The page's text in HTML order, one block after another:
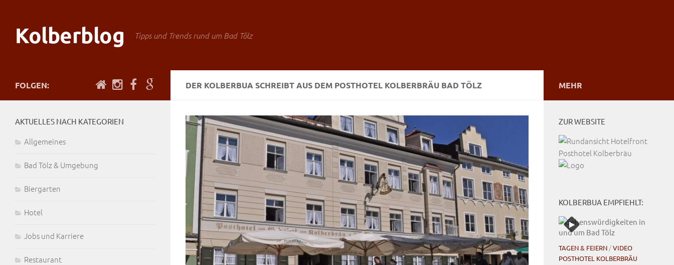
Kolberblog Tipps und Trends rund um Bad Tölz
DER KOLBERBUA SCHREIBT AUS DEM POSTHOTEL KOLBERBRÄU BAD TÖLZ
FOLGEN:
AKTUELLES NACH KATEGORIEN
Allgemeines
Bad Tölz & Umgebung
Biergarten
Hotel
Jobs und Karriere
Restaurant
MEHR
ZUR WEBSITE
KOLBERBUA EMPFIEHLT:
TAGEN & FEIERN /VIDEO
POSTHOTEL KOLBERBRÄU